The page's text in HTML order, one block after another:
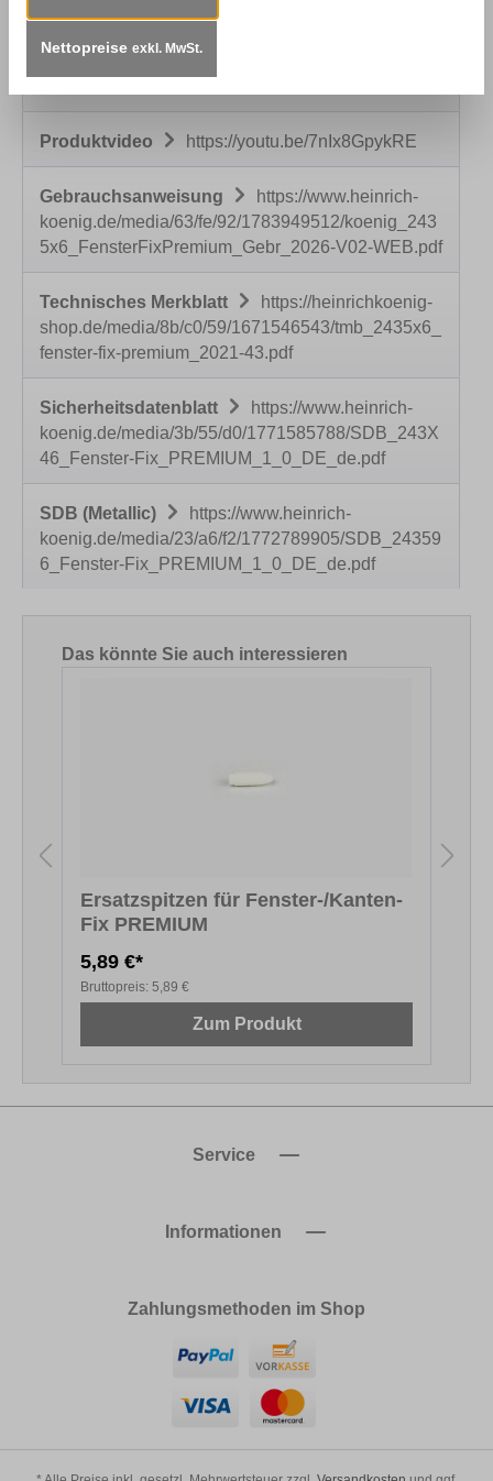
den Innen- und Außenbereich empfohlen.
Produktvideo https://youtu.be/7nIx8GpykRE
Gebrauchsanweisung
https://www.heinrich-
koenig.de/media/63/fe/92/1783949512/koenig_243
5x6_FensterFixPremium_Gebr_2026-V02-WEB.pdf
Technisches Merkblatt
https://heinrichkoenig-
shop.de/media/8b/c0/59/1671546543/tmb_2435x6_
fenster-fix-premium_2021-43.pdf
Sicherheitsdatenblatt
https://www.heinrich-
koenig.de/media/3b/55/d0/1771585788/SDB_243X
46_Fenster-Fix_PREMIUM_1_0_DE_de.pdf
SDB (Metallic)
https://www.heinrich-
koenig.de/media/23/a6/f2/1772789905/SDB_24359
6_Fenster-Fix_PREMIUM_1_0_DE_de.pdf
Produktgalerie überspringen
Das könnte Sie auch interessieren
Ersatzspitzen für Fenster-/Kanten-
Fix PREMIUM
5,89 €*
Bruttopreis: 5,89 €
Zum Produkt
Service
Informationen
Zahlungsmethoden im Shop
Nettopreise exkl. MwSt.